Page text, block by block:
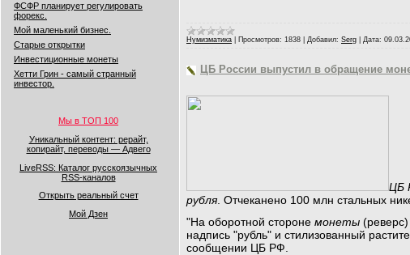
ФСФР планирует регулировать
форекс.
Мой маленький бизнес.
Старые открытки
Инвестиционные монеты
Хетти Грин - самый странный
инвестор.
Мы в ТОП 100
Уникальный контент: рерайт,
копирайт, переводы — Адвего
LiveRSS: Каталог русскоязычных
RSS-каналов
Открыть реальный счет
Мой Дзен
Нумизматика Просмотров: 1838 Добавил: Serg Дата:
ЦБ России выпустил в обращение
ЦБ
рубля . Отчеканено 100 млн стальных
"На оборотной стороне монеты
надпись "рубль" и стилизованный
сообщении ЦБ РФ.